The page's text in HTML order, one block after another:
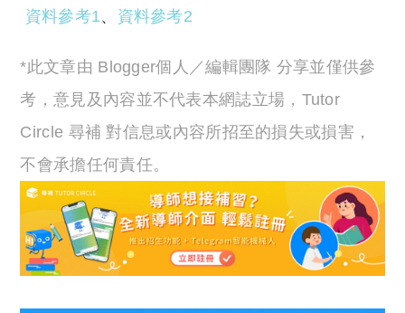
資料參考1、 資料參考2
*此文章由 Blogger個人／編輯團隊 分享並僅供參
考，意見及內容並不代表本網誌立場，Tutor
Circle 尋補 對信息或內容所招至的損失或損害，
不會承擔任何責任。